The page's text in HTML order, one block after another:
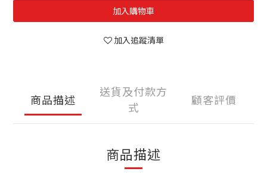
加入購物車
加入追蹤清單
商品描述
送貨及付款方
式
顧客評價
商品描述